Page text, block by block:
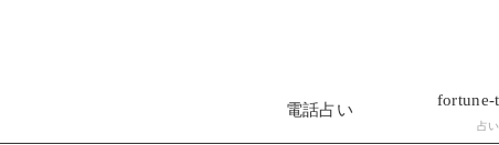
電話占い
fortune-
占い